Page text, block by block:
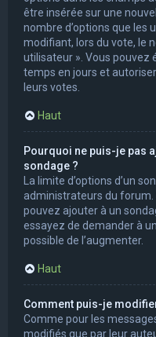
être insérée sur une
nombre d’options que les
modifiant, lors du vote, le
utilisateur ». Vous pouvez
temps en jours et
leurs votes.
Haut
Pourquoi ne puis-je pas
sondage ?
La limite d’options d’un
administrateurs du forum.
pouvez ajouter à un
essayez de demander à
possible de l’augmenter.
Haut
Comment puis-je
Comme pour les
modifiés que par leur